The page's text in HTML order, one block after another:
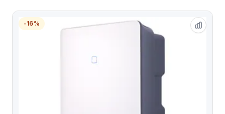
-16%